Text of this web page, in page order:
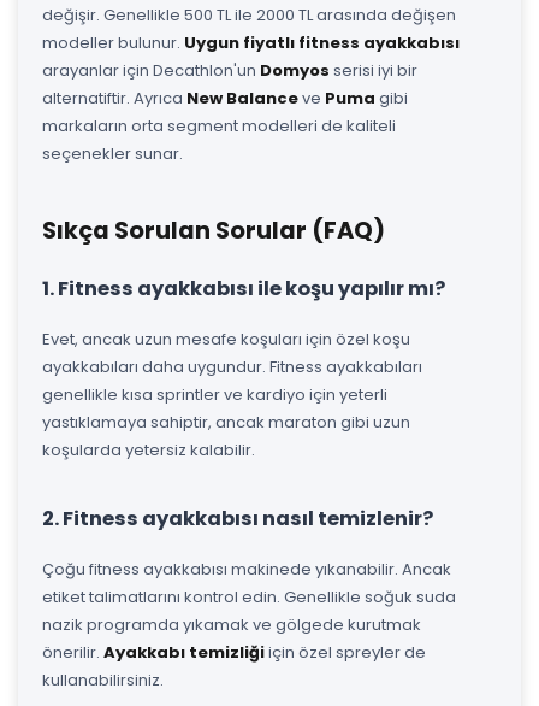
değişir. Genellikle 500 TL ile 2000 TL arasında değişen
modeller bulunur. Uygun fiyatlı fitness ayakkabısı
arayanlar için Decathlon'un Domyos serisi iyi bir
alternatiftir. Ayrıca New Balanceve Puma gibi
markaların orta segment modelleri de kaliteli
seçenekler sunar.
Sıkça Sorulan Sorular (FAQ)
1. Fitness ayakkabısı ile koşu yapılır mı?
Evet, ancak uzun mesafe koşuları için özel koşu
ayakkabıları daha uygundur. Fitness ayakkabıları
genellikle kısa sprintler ve kardiyo için yeterli
yastıklamaya sahiptir, ancak maraton gibi uzun
koşularda yetersiz kalabilir.
2. Fitness ayakkabısı nasıl temizlenir?
Çoğu fitness ayakkabısı makinede yıkanabilir. Ancak
etiket talimatlarını kontrol edin. Genellikle soğuk suda
nazik programda yıkamak ve gölgede kurutmak
önerilir. Ayakkabı temizliğiiçin özel spreyler de
kullanabilirsiniz.